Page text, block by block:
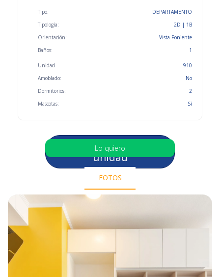
Tipo:
Tipología:
Orientación:
Baños:
DEPARTAMENTO
2D | 1B
Vista Poniente
1
Unidad
Amoblado:
Dormitorios:
Mascotas:
910
No
2
Sí
Selecciona otra
unidad
Lo quiero
FOTOS